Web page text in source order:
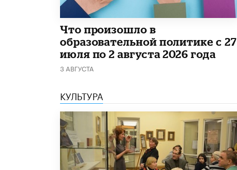
​Что произошло в
образовательной политике с 27
июля по 2 августа 2026 года
3 АВГУСТА
КУЛЬТУРА